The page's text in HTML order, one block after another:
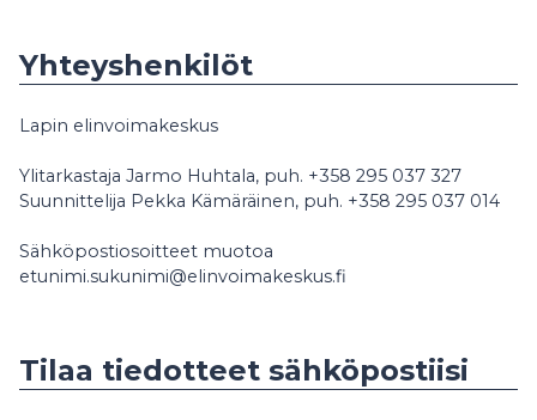
Yhteyshenkilöt
Lapin elinvoimakeskus
Ylitarkastaja Jarmo Huhtala, puh. +358 295 037 327
Suunnittelija Pekka Kämäräinen, puh. +358 295 037 014
Sähköpostiosoitteet muotoa
etunimi.sukunimi@elinvoimakeskus.fi
Tilaa tiedotteet sähköpostiisi